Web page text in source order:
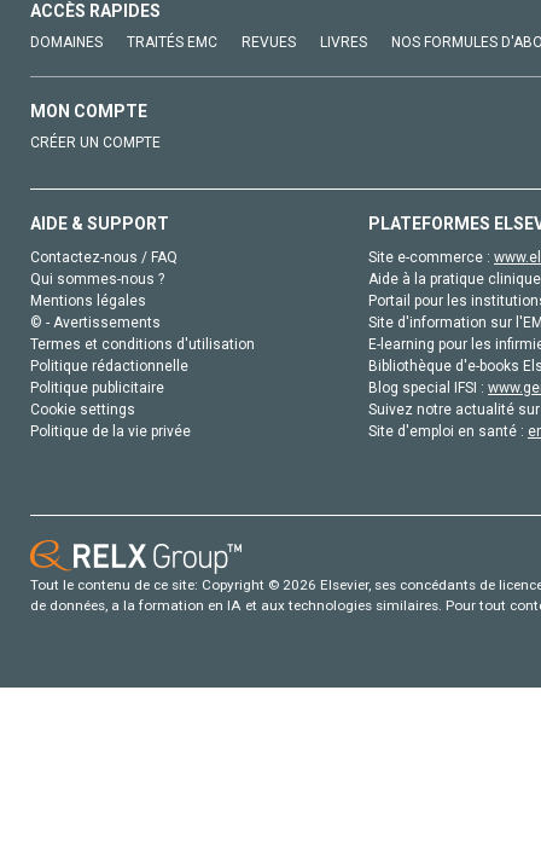
ACCÈS RAPIDES
DOMAINES TRAITÉS EMC REVUES LIVRES NOS FORMULES
MON COMPTE
CRÉER UN COMPTE
AIDE & SUPPORT
Contactez-nous / FAQ
Qui sommes-nous ?
Mentions légales
© - Avertissements
Termes et conditions d'utilisation
Politique rédactionnelle
Politique publicitaire
Cookie settings
Politique de la vie privée
PLATEFORMES
Site e-commerce :
Aide à la pratique
Portail pour les
Site d'information sur
E-learning pour les
Bibliothèque d'e-books
Blog special IFSI :
Suivez notre actualité
Site d'emploi en santé :
Tout le contenu de ce site: Copyright © 2026 Elsevier, ses concédants de
de données, a la formation en IA et aux technologies similaires. Pour tout